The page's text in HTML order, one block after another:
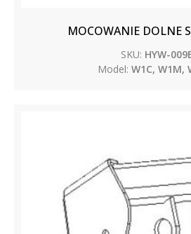
MOCOWANIE DOLNE
SKU: HYW-
Model: W1C, W1M,